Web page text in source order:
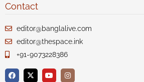
Contact
editor@banglalive.com
editor@thespace.ink
+91-9073228386